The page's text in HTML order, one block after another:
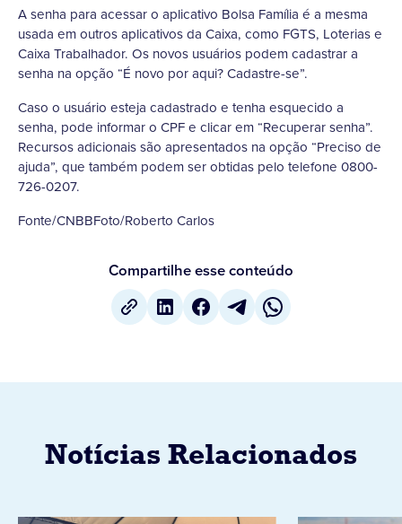
A senha para acessar o aplicativo Bolsa Família é a mesma
usada em outros aplicativos da Caixa, como FGTS, Loterias e
Caixa Trabalhador. Os novos usuários podem cadastrar a
senha na opção “É novo por aqui? Cadastre-se”.
Caso o usuário esteja cadastrado e tenha esquecido a
senha, pode informar o CPF e clicar em “Recuperar senha”.
Recursos adicionais são apresentados na opção “Preciso de
ajuda”, que também podem ser obtidas pelo telefone 0800-
726-0207.
Fonte/CNBBFoto/Roberto Carlos
Compartilhe esse conteúdo
Notícias Relacionados